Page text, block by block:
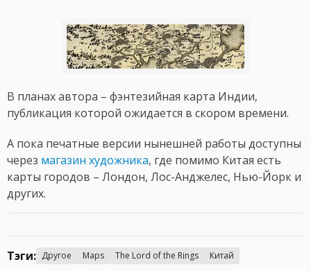
В планах автора – фэнтезийная карта Индии,
публикация которой ожидается в скором времени.
А пока печатные версии нынешней работы доступны
через магазин художника, где помимо Китая есть
карты городов – Лондон, Лос-Анджелес, Нью-Йорк и
других.
Тэги: Другое Maps The Lord of the Rings Китай